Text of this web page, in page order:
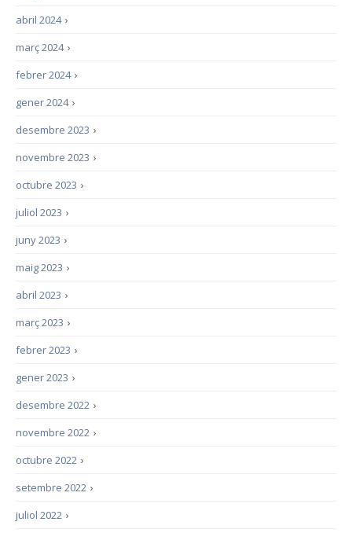
›
abril 2024
›
març 2024
›
febrer 2024
›
gener 2024
›
desembre 2023
›
novembre 2023
›
octubre 2023
›
juliol 2023
›
juny 2023
›
maig 2023
›
abril 2023
›
març 2023
›
febrer 2023
›
gener 2023
›
desembre 2022
›
novembre 2022
›
octubre 2022
›
setembre 2022
›
juliol 2022